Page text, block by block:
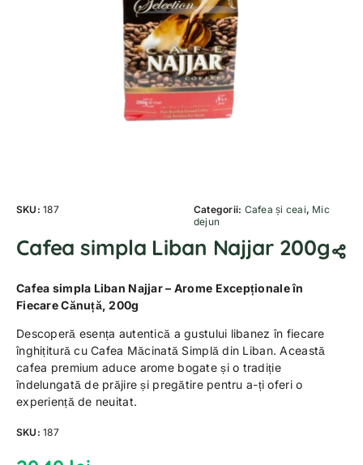
SKU:187 Categorii: Cafea și ceai, Mic
dejun
Cafea simpla Liban Najjar 200g
Cafea simpla Liban Najjar – Arome Excepționale în
Fiecare Cănuță, 200g
Descoperă esența autentică a gustului libanez în fiecare
înghițitură cu Cafea Măcinată Simplă din Liban. Această
cafea premium aduce arome bogate și o tradiție
îndelungată de prăjire și pregătire pentru a-ți oferi o
experiență de neuitat.
SKU:187